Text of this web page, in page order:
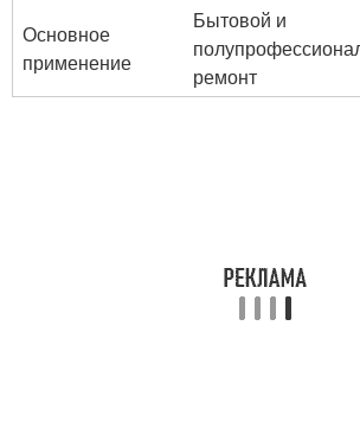
Основное
применение
Бытовой и
ремонт